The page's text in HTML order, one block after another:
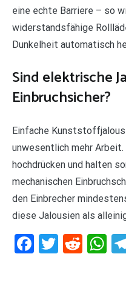
eine echte Barriere – so
widerstandsfähige
Dunkelheit automatisch
Sind elektrische
Einbruchsicher?
Einfache
unwesentlich mehr
hochdrücken und halten
mechanischen
den Einbrecher
diese Jalousien als
Facebook
Twitter